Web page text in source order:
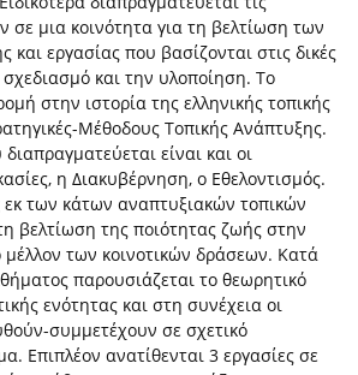
σε μια κοινότητα για τη βελτίωση των
εργασίας που βασίζονται στις δικές
και την υλοποίηση. Το
στην ιστορία της ελληνικής τοπικής
Μέθοδους Τοπικής Ανάπτυξης.
είναι και οι
η Διακυβέρνηση, ο Εθελοντισμός.
εκ των κάτων αναπτυξιακών τοπικών
βελτίωση της ποιότητας ζωής στην
μέλλον των κοινοτικών δράσεων. Κατά
παρουσιάζεται το θεωρητικό
ενότητας και στη συνέχεια οι
συμμετέχουν σε σχετικό
Επιπλέον ανατίθενται 3 εργασίες σε